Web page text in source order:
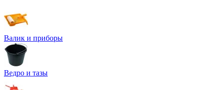
Валик и приборы
Ведро и тазы